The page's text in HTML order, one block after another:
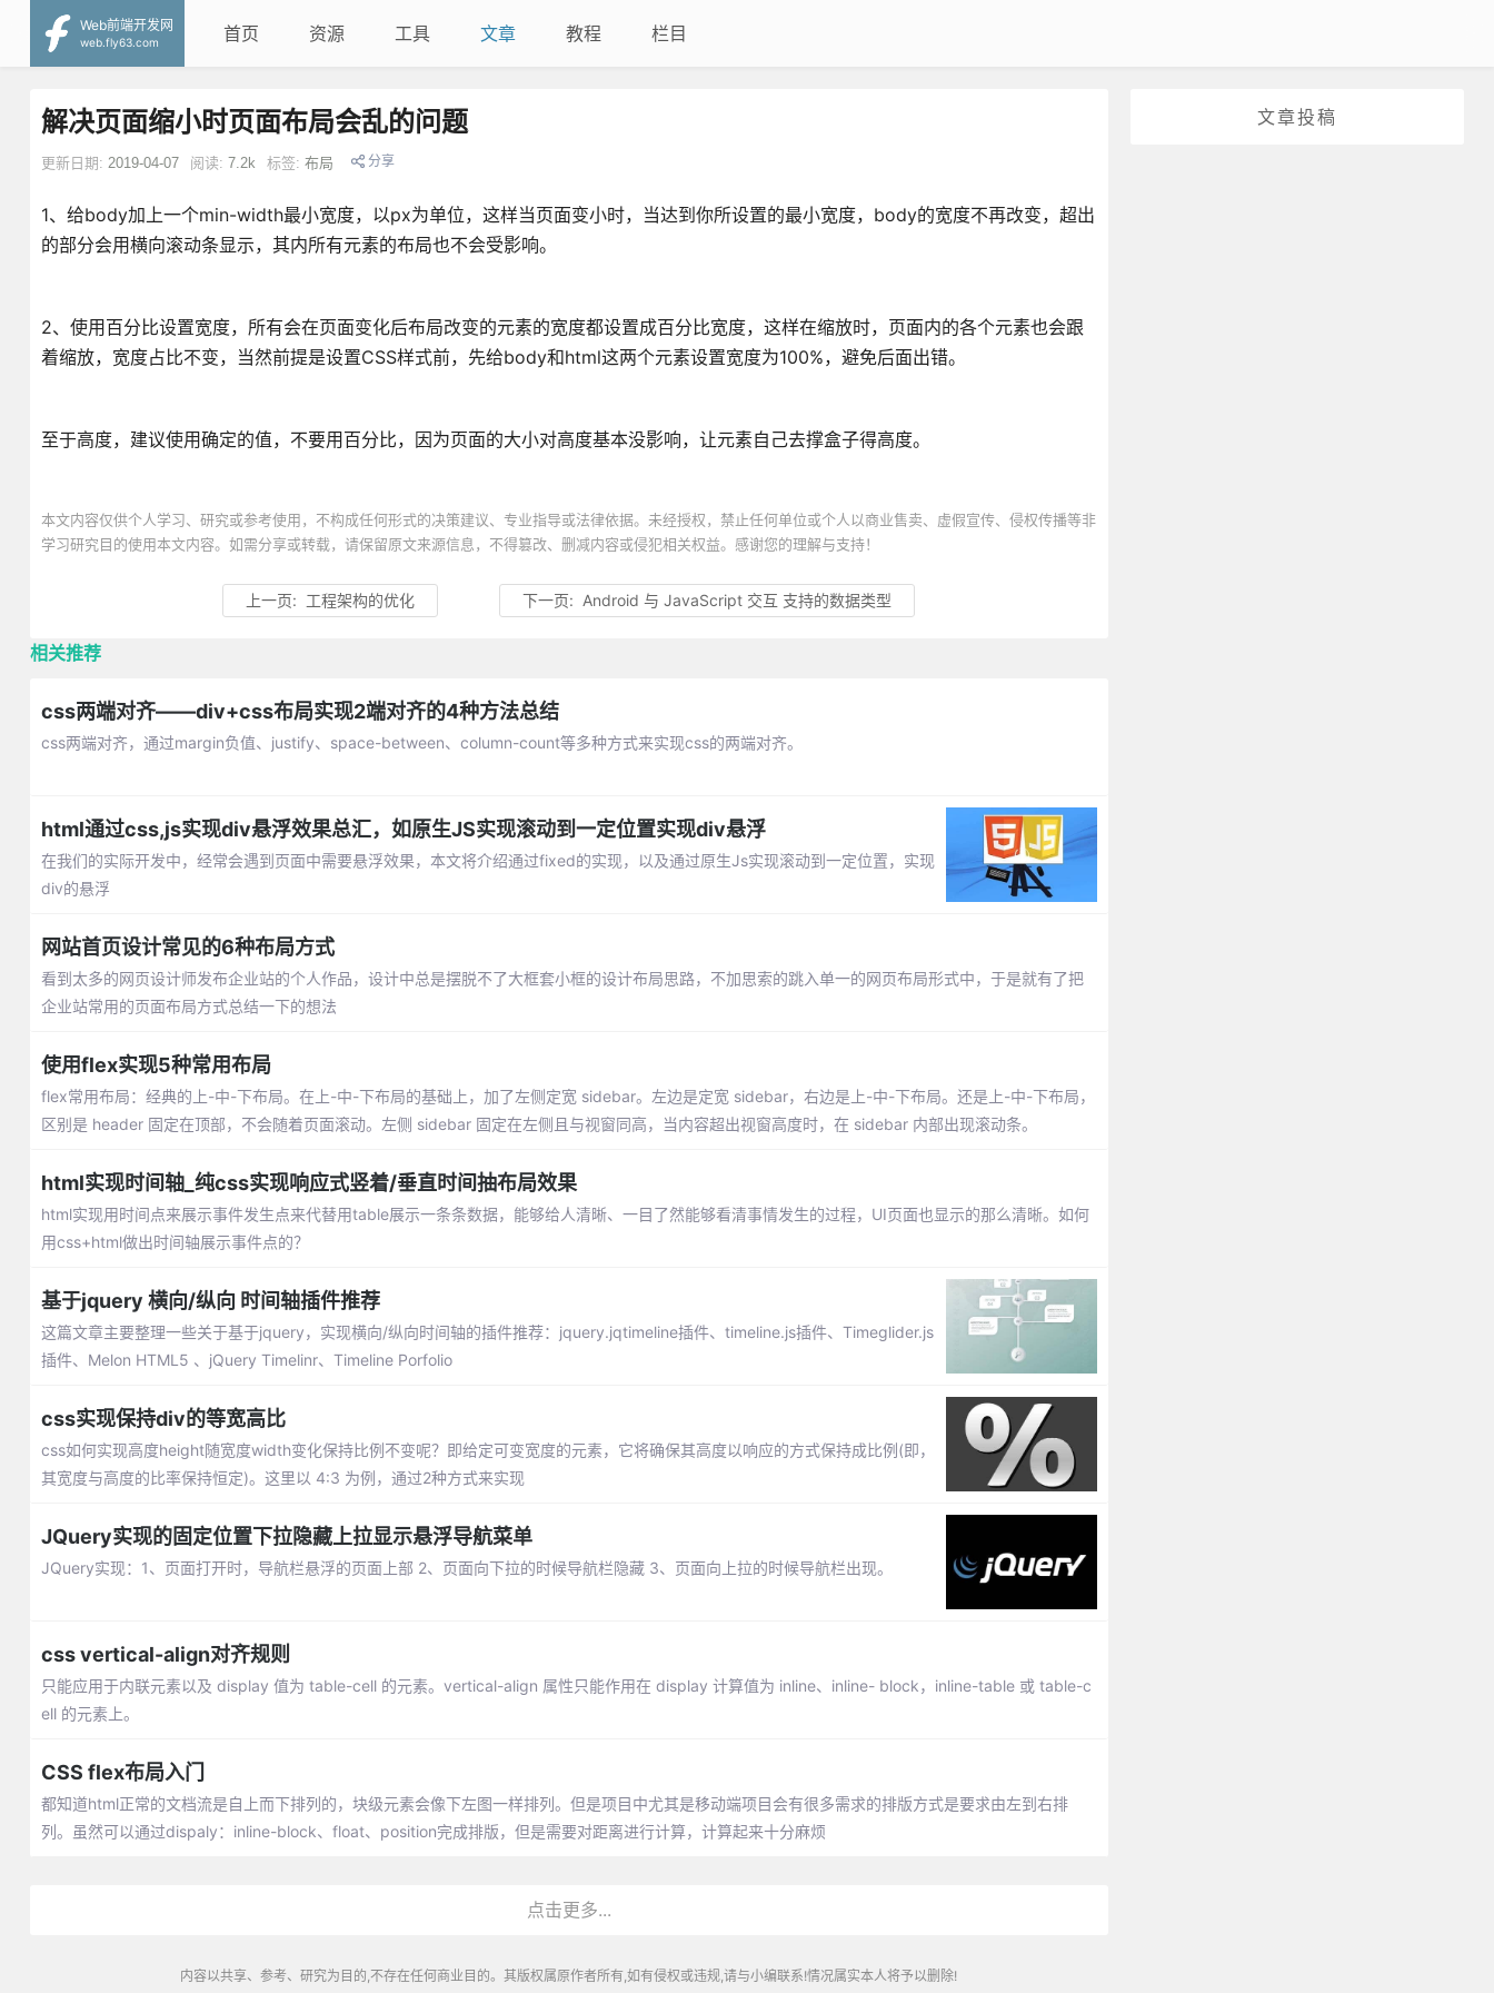
Web前端开发网
web.fly63.com
首页 资源 工具 文章 教程 栏目
文章投稿
解决页面缩小时页面布局会乱的问题
更新日期: 2019-04-07 阅读: 7.2k 标签: 布局 分享
1、给body加上一个min-width最小宽度，以px为单位，这样当页面变小时，当达到你所设置的最小宽度，body的宽度不再改变，超出
的部分会用横向滚动条显示，其内所有元素的布局也不会受影响。
2、使用百分比设置宽度，所有会在页面变化后布局改变的元素的宽度都设置成百分比宽度，这样在缩放时，页面内的各个元素也会跟
着缩放，宽度占比不变，当然前提是设置CSS样式前，先给body和html这两个元素设置宽度为100%，避免后面出错。
至于高度，建议使用确定的值，不要用百分比，因为页面的大小对高度基本没影响，让元素自己去撑盒子得高度。
本文内容仅供个人学习、研究或参考使用，不构成任何形式的决策建议、专业指导或法律依据。未经授权，禁止任何单位或个人以商业售卖、虚假宣传、侵权传播等非
学习研究目的使用本文内容。如需分享或转载，请保留原文来源信息，不得篡改、删减内容或侵犯相关权益。感谢您的理解与支持！
上一页: 工程架构的优化 下一页: Android 与 JavaScript 交互 支持的数据类型
相关推荐
css两端对齐——div+css布局实现2端对齐的4种方法总结
css两端对齐，通过margin负值、justify、space-between、column-count等多种方式来实现css的两端对齐。
html通过css,js实现div悬浮效果总汇，如原生JS实现滚动到一定位置实现div悬浮
在我们的实际开发中，经常会遇到页面中需要悬浮效果，本文将介绍通过fixed的实现，以及通过原生Js实现滚动到一定位置，实现
div的悬浮
网站首页设计常见的6种布局方式
看到太多的网页设计师发布企业站的个人作品，设计中总是摆脱不了大框套小框的设计布局思路，不加思索的跳入单一的网页布局形式中，于是就有了把
企业站常用的页面布局方式总结一下的想法
使用flex实现5种常用布局
flex常用布局：经典的上-中-下布局。在上-中-下布局的基础上，加了左侧定宽 sidebar。左边是定宽 sidebar，右边是上-中-下布局。还是上-中-下布局，
区别是 header 固定在顶部，不会随着页面滚动。左侧 sidebar 固定在左侧且与视窗同高，当内容超出视窗高度时，在 sidebar 内部出现滚动条。
html实现时间轴_纯css实现响应式竖着/垂直时间抽布局效果
html实现用时间点来展示事件发生点来代替用table展示一条条数据，能够给人清晰、一目了然能够看清事情发生的过程，UI页面也显示的那么清晰。如何
用css+html做出时间轴展示事件点的？
基于jquery 横向/纵向 时间轴插件推荐
这篇文章主要整理一些关于基于jquery，实现横向/纵向时间轴的插件推荐：jquery.jqtimeline插件、timeline.js插件、Timeglider.js
插件、Melon HTML5 、jQuery Timelinr、Timeline Porfolio
css实现保持div的等宽高比
css如何实现高度height随宽度width变化保持比例不变呢？即给定可变宽度的元素，它将确保其高度以响应的方式保持成比例(即，
其宽度与高度的比率保持恒定)。这里以 4:3 为例，通过2种方式来实现
JQuery实现的固定位置下拉隐藏上拉显示悬浮导航菜单
JQuery实现：1、页面打开时，导航栏悬浮的页面上部 2、页面向下拉的时候导航栏隐藏 3、页面向上拉的时候导航栏出现。
css vertical-align对齐规则
只能应用于内联元素以及 display 值为 table-cell 的元素。vertical-align 属性只能作用在 display 计算值为 inline、inline- block，inline-table 或 table-c
ell 的元素上。
CSS flex布局入门
都知道html正常的文档流是自上而下排列的，块级元素会像下左图一样排列。但是项目中尤其是移动端项目会有很多需求的排版方式是要求由左到右排
列。虽然可以通过dispaly：inline-block、float、position完成排版，但是需要对距离进行计算，计算起来十分麻烦
点击更多...
内容以共享、参考、研究为目的,不存在任何商业目的。其版权属原作者所有,如有侵权或违规,请与小编联系!情况属实本人将予以删除!